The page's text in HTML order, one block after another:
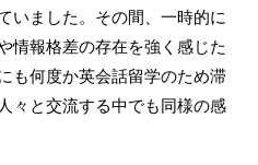
いました。その間、一時的に
情報格差の存在を強く感じた
も何度か英会話留学のため滞
々と交流する中でも同様の感